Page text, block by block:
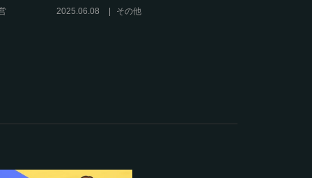
2025.06.08 その他